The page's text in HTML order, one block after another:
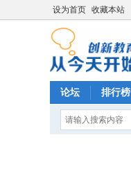
设为首页 收藏本站
论坛 排行榜